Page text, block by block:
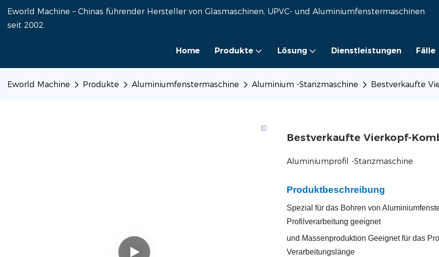
Eworld Machine – Chinas führender Hersteller von Glasmaschinen, UPVC- und Aluminiumfenstermaschinen
seit 2002.
Home Produkte Lösung Dienstleistungen Fälle
Eworld Machine Produkte Aluminiumfenstermaschine Aluminium -Stanzmaschine Bestverkaufte
Bestverkaufte Vierkopf-
Aluminiumprofil -Stanzmaschine
Produktbeschreibung
Spezial für das Bohren von
Profilverarbeitung geeignet
und Massenproduktion Geeignet für das
Verarbeitungslänge